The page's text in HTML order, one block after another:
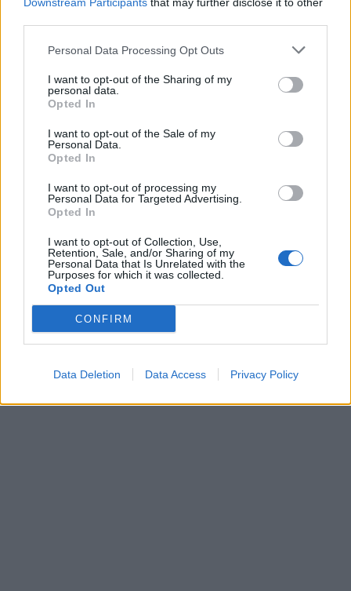
Personal Data Processing Opt Outs
I want to opt-out of the Sharing of my
personal data.
Opted In
I want to opt-out of the Sale of my
Personal Data.
Opted In
I want to opt-out of processing my
Personal Data for Targeted Advertising.
Opted In
I want to opt-out of Collection, Use,
Retention, Sale, and/or Sharing of my
Personal Data that Is Unrelated with the
Purposes for which it was collected.
Opted Out
CONFIRM
Data Deletion Data Access Privacy Policy